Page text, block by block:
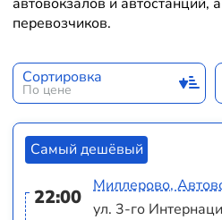
перевозчиков.
Сортировка
По цене
Самый дешёвый
22:00
Миллерово,
ул. 3-го